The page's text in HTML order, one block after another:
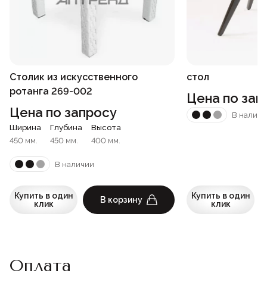
Столик из искусственного
ротанга 269-002
Цена по запросу
Ширина
450 мм.
Глубина
450 мм.
Высота
400 мм.
В наличии
Купить в один
клик
В корзину
стол
Цена по
В
Купить в один
клик
Оплата